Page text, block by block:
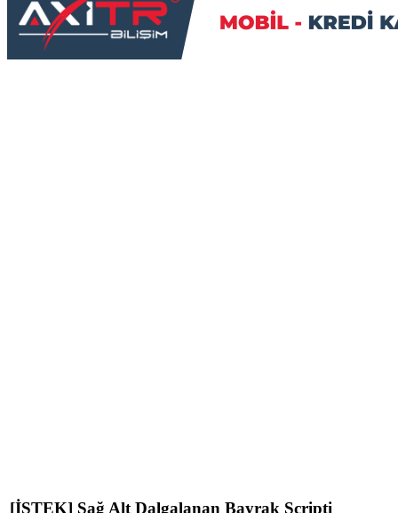
[İSTEK] Sağ Alt Dalgalanan Bayrak Scripti